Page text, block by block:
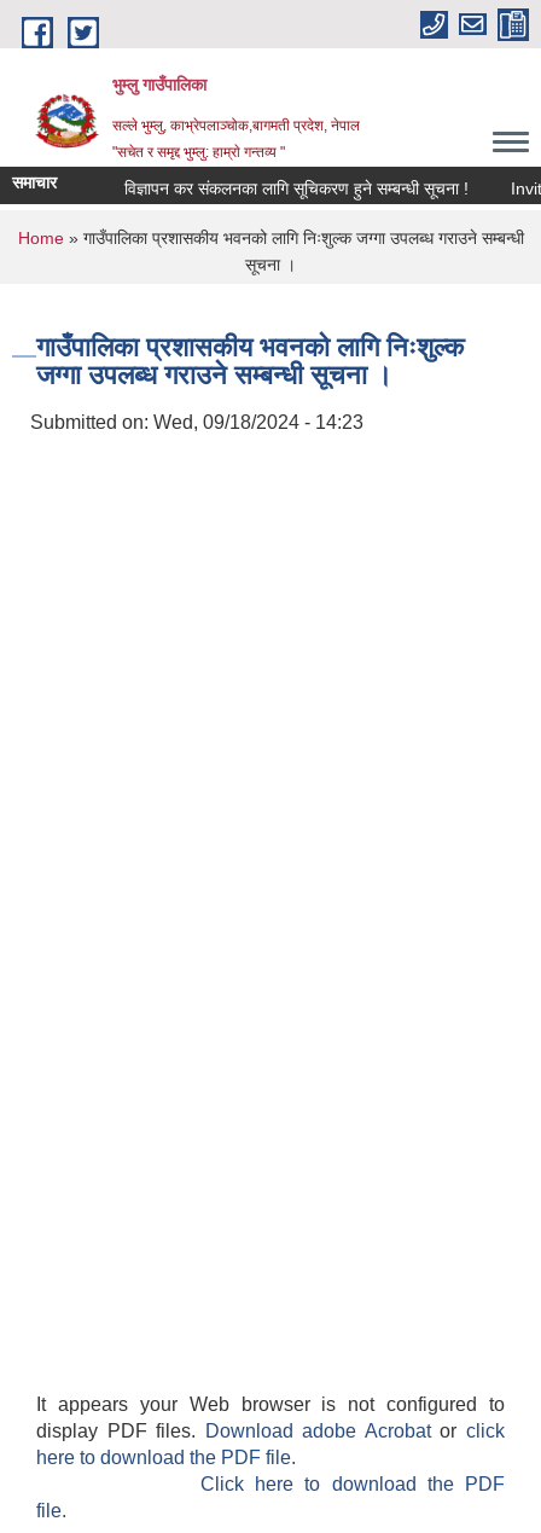
Skip to main content
भुम्लु गाउँपालिका
सल्ले भुम्लु, काभ्रेपलाञ्चोक,बागमती प्रदेश, नेपाल
"सचेत र समृद्द भुम्लु: हाम्राे गन्तव्य "
समाचार विज्ञापन कर संकलनका लागि सूचिकरण हुने सम्बन्धी सूचना !
You are here
Home» गाउँपालिका प्रशासकीय भवनको लागि निःशुल्क जग्गा उपलब्ध गराउने सम्बन्धी
सूचना ।
गाउँपालिका प्रशासकीय भवनको लागि निःशुल्क
जग्गा उपलब्ध गराउने सम्बन्धी सूचना ।
Submitted on: Wed, 09/18/2024 - 14:23
It appears your Web browser is not configured to
display PDF files.
Download adobe Acrobatorclick
here to download the PDF file.
Click here to download the PDF
file.